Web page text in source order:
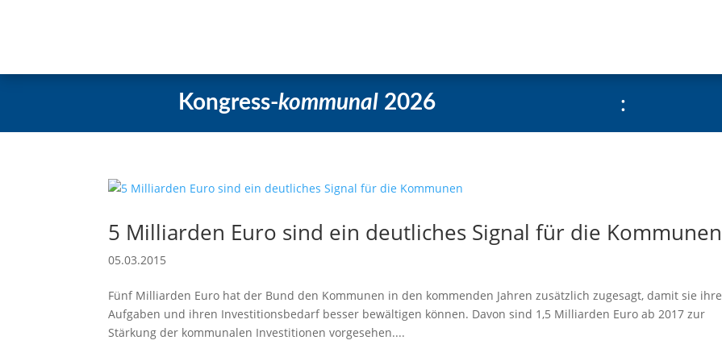
Kongress-kommunal 2026 :
5 Milliarden Euro sind ein deutliches Signal für die Kommunen
05.03.2015
Fünf Milliarden Euro hat der Bund den Kommunen in den kommenden Jahren zusätzlich zugesagt, damit sie ihre
Aufgaben und ihren Investitionsbedarf besser bewältigen können. Davon sind 1,5 Milliarden Euro ab 2017 zur
Stärkung der kommunalen Investitionen vorgesehen....